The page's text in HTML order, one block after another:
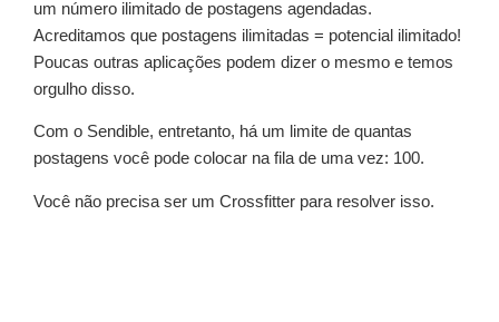
um número ilimitado de postagens agendadas.
Acreditamos que postagens ilimitadas = potencial ilimitado!
Poucas outras aplicações podem dizer o mesmo e temos
orgulho disso.
Com o Sendible, entretanto, há um limite de quantas
postagens você pode colocar na fila de uma vez: 100.
Você não precisa ser um Crossfitter para resolver isso.